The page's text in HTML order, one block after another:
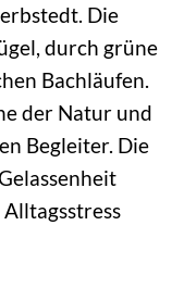
Die
durch grüne
Bachläufen.
der Natur und
Begleiter. Die